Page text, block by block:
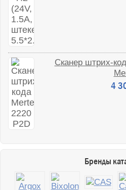
Сканер штрих-
4
Бренды